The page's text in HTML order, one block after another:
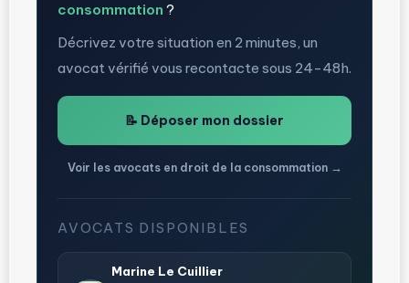
consommation ?
Décrivez votre situation en 2 minutes, un
avocat vérifié vous recontacte sous 24-48h.
📝 Déposer mon dossier
Voir les avocats en droit de la consommation →
AVOCATS DISPONIBLES
Marine Le Cuillier